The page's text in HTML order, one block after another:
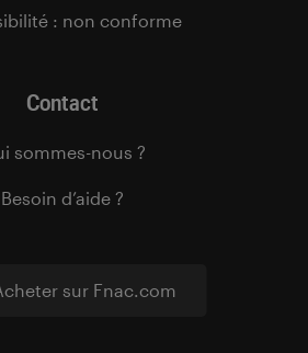
sur Fnac.com
: non conforme
Contact
sommes-nous ?
Besoin d’aide ?